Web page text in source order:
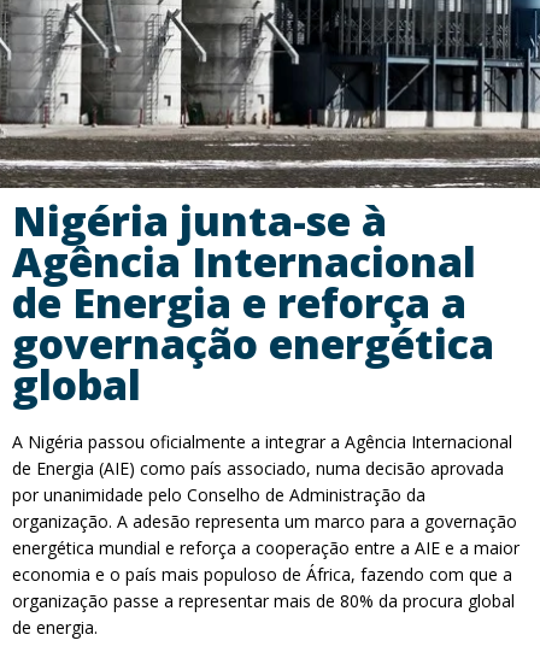
Nigéria junta-se à
Agência Internacional
de Energia e reforça a
governação energética
global
A Nigéria passou oficialmente a integrar a Agência Internacional
de Energia (AIE) como país associado, numa decisão aprovada
por unanimidade pelo Conselho de Administração da
organização. A adesão representa um marco para a governação
energética mundial e reforça a cooperação entre a AIE e a maior
economia e o país mais populoso de África, fazendo com que a
organização passe a representar mais de 80% da procura global
de energia.